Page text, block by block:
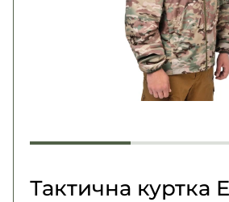
Повернення та обмін
Second Hand NATO
Тактична куртка